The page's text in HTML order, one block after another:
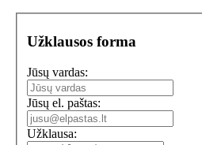
Užklausos forma
Jūsų vardas:
Jūsų el. paštas:
Užklausa: